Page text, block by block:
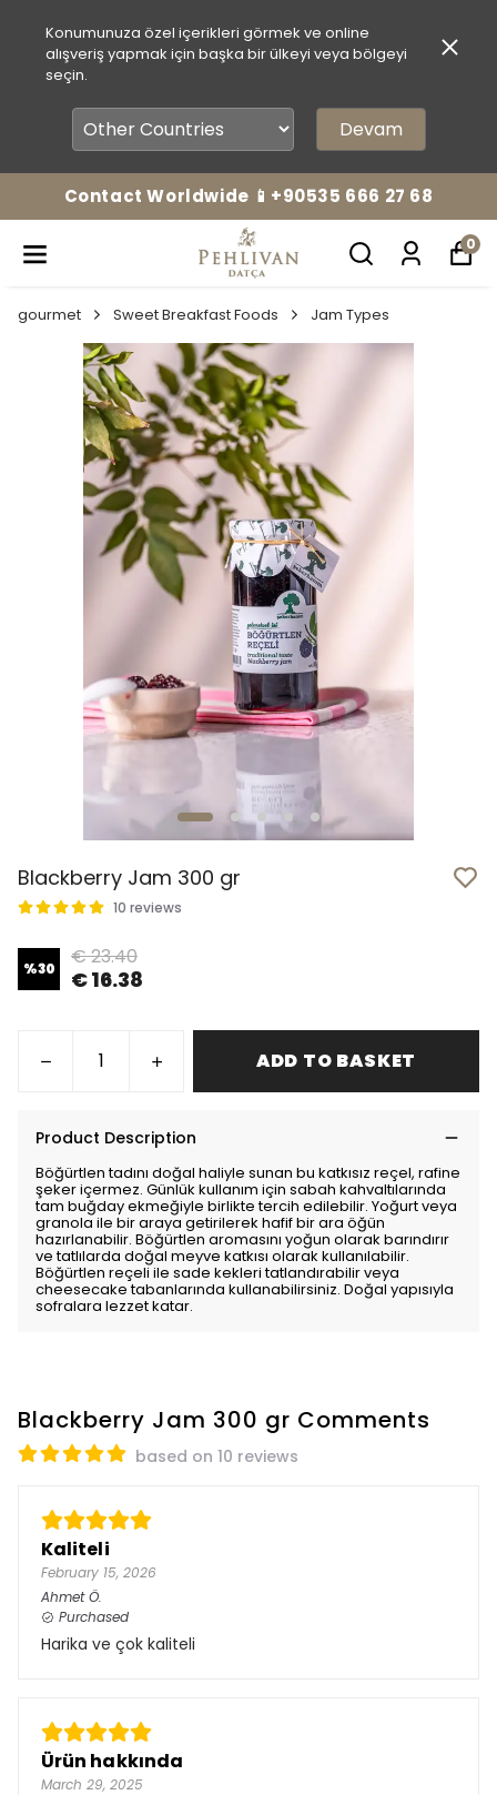
Konumunuza özel içerikleri görmek ve online
alışveriş yapmak için başka bir ülkeyi veya bölgeyi
seçin.
Devam
Contact Worldwide 📱+90535 666 27 68
0
gourmet Sweet Breakfast Foods Jam Types
Blackberry Jam 300 gr
10 reviews
%30 € 23.40
€ 16.38
ADD TO BASKET
Product Description
Böğürtlen tadını doğal haliyle sunan bu katkısız reçel, rafine
şeker içermez. Günlük kullanım için sabah kahvaltılarında
tam buğday ekmeğiyle birlikte tercih edilebilir. Yoğurt veya
granola ile bir araya getirilerek hafif bir ara öğün
hazırlanabilir. Böğürtlen aromasını yoğun olarak barındırır
ve tatlılarda doğal meyve katkısı olarak kullanılabilir.
Böğürtlen reçeli ile sade kekleri tatlandırabilir veya
cheesecake tabanlarında kullanabilirsiniz. Doğal yapısıyla
sofralara lezzet katar.
Blackberry Jam 300 gr Comments
based on 10 reviews
Kaliteli
February 15, 2026
Ahmet Ö.
Purchased
Harika ve çok kaliteli
Ürün hakkında
March 29, 2025